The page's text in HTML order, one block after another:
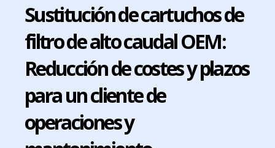
Sustitución de cartuchos de
filtro de alto caudal OEM:
Reducción de costes y plazos
para un cliente de
operaciones y